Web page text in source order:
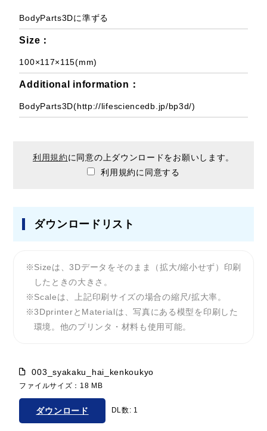
BodyParts3Dに準ずる
Size：
100×117×115(mm)
Additional information：
BodyParts3D(http://lifesciencedb.jp/bp3d/)
利用規約に同意の上ダウンロードをお願いします。
利用規約に同意する
ダウンロードリスト
Sizeは、3Dデータをそのまま（拡大/縮小せず）印刷
したときの大きさ。
Scaleは、上記印刷サイズの場合の縮尺/拡大率。
3DprinterとMaterialは、写真にある模型を印刷した
環境。他のプリンタ・材料も使用可能。
003_syakaku_hai_kenkoukyo
ファイルサイズ：18 MB
ダウンロード DL数: 1